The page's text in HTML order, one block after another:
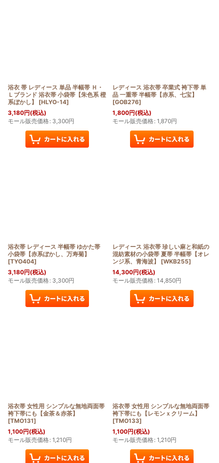
浴衣 帯 レディース 単品 半幅帯 Ｈ・
Ｌブランド 浴衣帯 小袋帯【朱色系 橙
系ぼかし】
[HLYO-14]
3,180円(税込)
モール販売価格: 3,300円
レディース 浴衣帯 卒業式 袴下帯 単
品 一重帯 半幅帯【赤系、七宝】
[GOB276]
1,800円(税込)
モール販売価格: 1,870円
浴衣帯 レディース 半幅帯 ゆかた帯
小袋帯【赤系ぼかし、万寿菊】
[TYO404]
3,180円(税込)
モール販売価格: 3,300円
レディース 浴衣帯 珍しい麻と和紙の
混紡素材の小袋帯 夏帯 半幅帯【オレ
ンジ系、青海波】
[WKB255]
14,300円(税込)
モール販売価格: 14,850円
浴衣帯 女性用 シンプルな無地両面帯
袴下帯にも【金茶＆赤茶】
[TMO131]
1,100円(税込)
モール販売価格: 1,210円
浴衣帯 女性用 シンプルな無地両面帯
袴下帯にも【レモンｘクリーム】
[TMO133]
1,100円(税込)
モール販売価格: 1,210円